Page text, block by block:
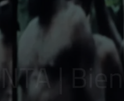
il est aussi le co-commissaire de
maison d’édition Kerber
invitées à réfléchir à la question De
du vernissage du 6 septembre.